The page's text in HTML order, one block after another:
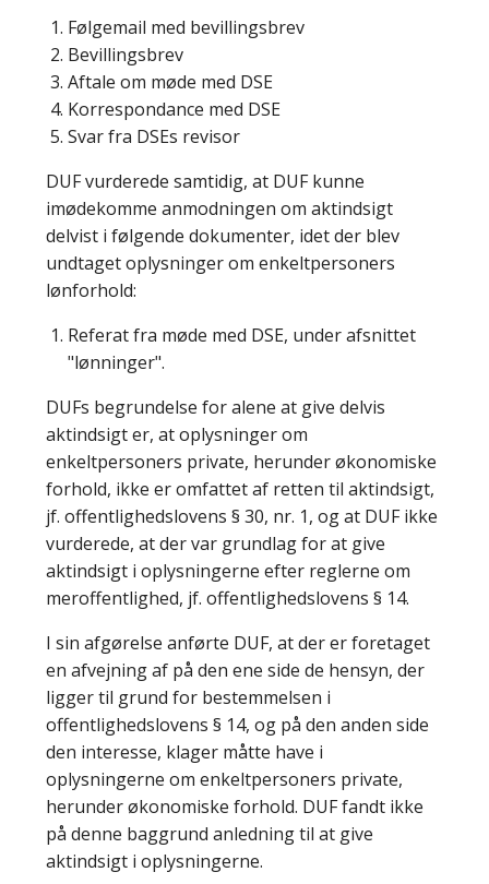
Følgemail med bevillingsbrev
Bevillingsbrev
Aftale om møde med DSE
Korrespondance med DSE
Svar fra DSEs revisor
DUF vurderede samtidig, at DUF kunne
imødekomme anmodningen om aktindsigt
delvist i følgende dokumenter, idet der blev
undtaget oplysninger om enkeltpersoners
lønforhold:
Referat fra møde med DSE, under afsnittet
"lønninger".
DUFs begrundelse for alene at give delvis
aktindsigt er, at oplysninger om
enkeltpersoners private, herunder økonomiske
forhold, ikke er omfattet af retten til aktindsigt,
jf. offentlighedslovens § 30, nr. 1, og at DUF ikke
vurderede, at der var grundlag for at give
aktindsigt i oplysningerne efter reglerne om
meroffentlighed, jf. offentlighedslovens § 14.
I sin afgørelse anførte DUF, at der er foretaget
en afvejning af på den ene side de hensyn, der
ligger til grund for bestemmelsen i
offentlighedslovens § 14, og på den anden side
den interesse, klager måtte have i
oplysningerne om enkeltpersoners private,
herunder økonomiske forhold. DUF fandt ikke
på denne baggrund anledning til at give
aktindsigt i oplysningerne.